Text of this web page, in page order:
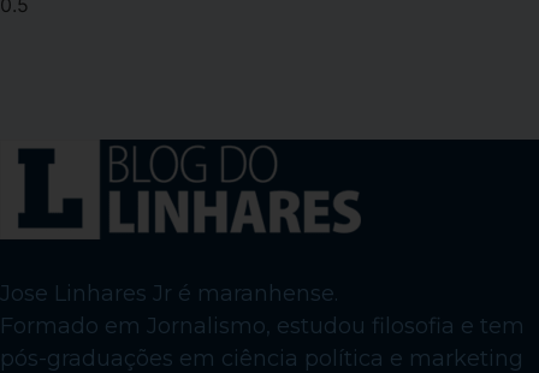
Jose Linhares Jr é maranhense.
Formado em Jornalismo, estudou filosofia e tem
pós-graduações em ciência política e marketing